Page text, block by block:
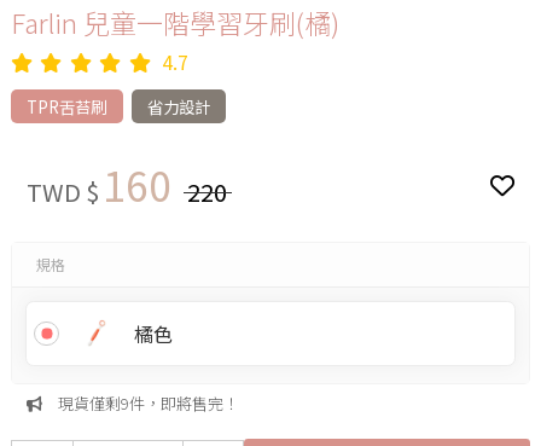
Farlin 兒童一階學習牙刷(橘)
4.7
TPR舌苔刷 省力設計
TWD $ 160 220
規格
橘色
現貨僅剩9件，即將售完！